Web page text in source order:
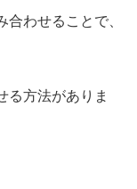
わせることで、
る方法がありま